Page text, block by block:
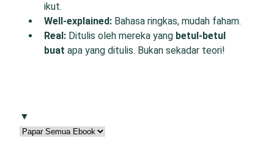
ikut.
Well-explained: Bahasa ringkas, mudah faham.
Real: Ditulis oleh mereka yang betul-betul
buat apa yang ditulis. Bukan sekadar teori!
▼